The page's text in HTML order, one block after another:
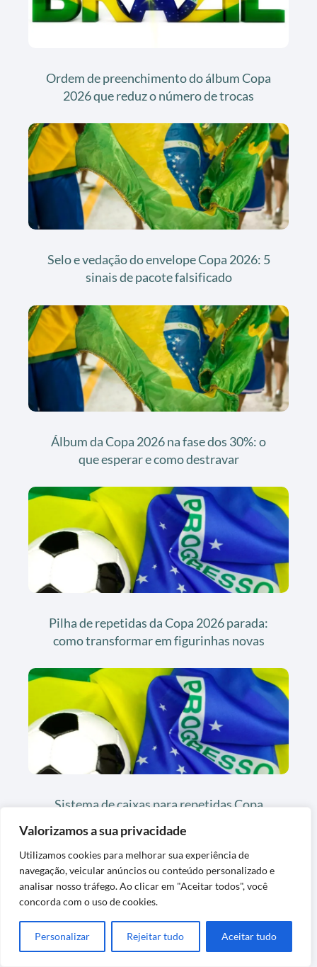
Valorizamos a sua privacidade
Utilizamos cookies para melhorar sua experiência de
navegação, veicular anúncios ou conteúdo personalizado e
analisar nosso tráfego. Ao clicar em "Aceitar todos", você
concorda com o uso de cookies.
Personalizar Rejeitar tudo Aceitar tudo
Ordem de preenchimento do álbum Copa
2026 que reduz o número de trocas
Selo e vedação do envelope Copa 2026: 5
sinais de pacote falsificado
Álbum da Copa 2026 na fase dos 30%: o
que esperar e como destravar
Pilha de repetidas da Copa 2026 parada:
como transformar em figurinhas novas
Sistema de caixas para repetidas Copa